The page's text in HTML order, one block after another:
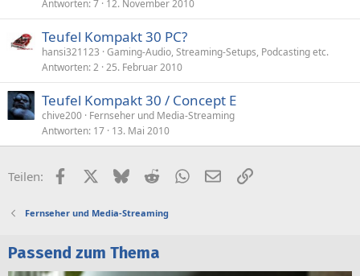
Antworten 7 12. November 2010
Teufel Kompakt 30 PC?
hansi321123 Gaming-Audio, Streaming-Setups, Podcasting etc.
Antworten 2 25. Februar 2010
Teufel Kompakt 30 / Concept E
chive200 Fernseher und Media-Streaming
Antworten 17 13. Mai 2010
Teilen: FacebookX (Twitter)
BlueskyRedditWhatsApp
E-MailLink
Fernseher und Media-Streaming
Passend zum Thema